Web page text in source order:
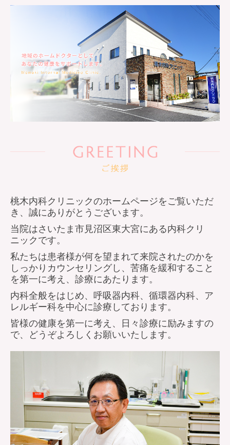
桃木内科クリニックのホームページをご覧いただ
き、誠にありがとうございます。
当院はさいたま市見沼区東大宮にある内科クリ
ニックです。
私たちは患者様が何を望まれて来院されたのかを
しっかりカウンセリングし、苦痛を緩和すること
を第一に考え、診療にあたります。
内科全般をはじめ、呼吸器内科、循環器内科、ア
レルギー科を中心に診療しております。
皆様の健康を第一に考え、日々診療に励みますの
で、どうぞよろしくお願いいたします。